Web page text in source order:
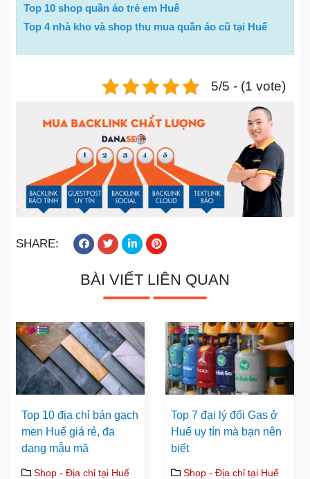
Top 10 shop quần áo trẻ em Huế
Top 4 nhà kho và shop thu mua quần áo cũ tại Huế
5/5 - (1 vote)
SHARE:
BÀI VIẾT LIÊN QUAN
Top 10 địa chỉ bán gạch
men Huế giá rẻ, đa
dạng mẫu mã
Shop - Địa chỉ tại Huế
Top 7 đại lý đổi Gas ở
Huế uy tín mà bạn nên
biết
Shop - Địa chỉ tại Huế